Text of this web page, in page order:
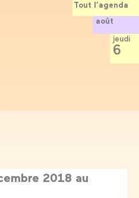
2018 au
Tout l’agenda
août
jeudi
6